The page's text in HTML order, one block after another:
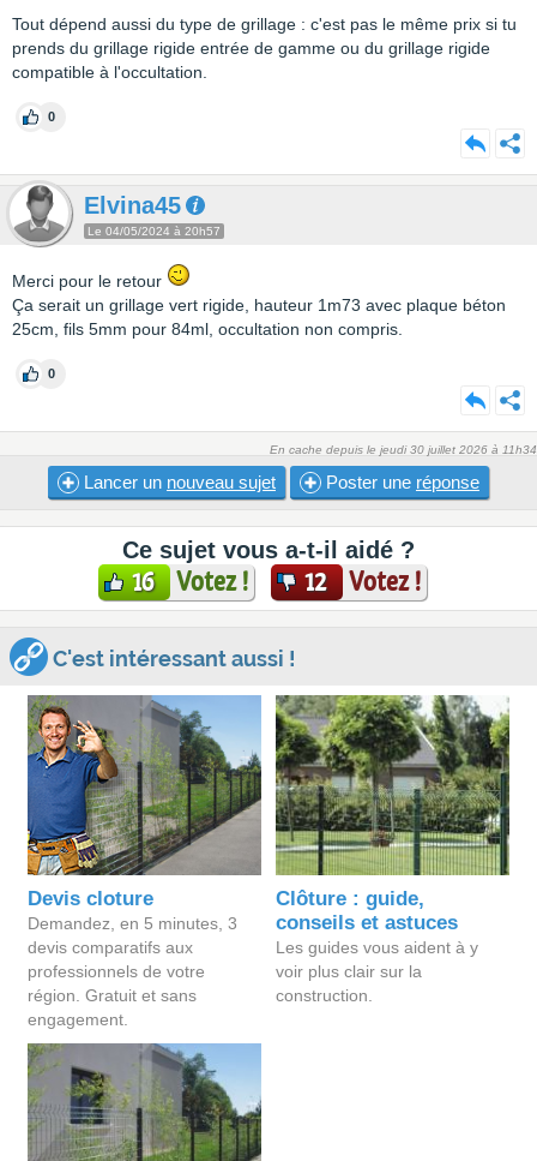
Tout dépend aussi du type de grillage : c'est pas le même prix si tu
prends du grillage rigide entrée de gamme ou du grillage rigide
compatible à l'occultation.
0
Elvina45
Le 04/05/2024 à 20h57
Merci pour le retour
Ça serait un grillage vert rigide, hauteur 1m73 avec plaque béton
25cm, fils 5mm pour 84ml, occultation non compris.
0
En cache depuis le jeudi 30 juillet 2026 à 11h34
Lancer un nouveau sujet Poster une réponse
Ce sujet vous a-t-il aidé ?
16 Votez ! 12 Votez !
C'est intéressant aussi !
Devis cloture
Demandez, en 5 minutes, 3
devis comparatifs aux
professionnels de votre
région. Gratuit et sans
engagement.
Clôture : guide,
conseils et astuces
Les guides vous aident à y
voir plus clair sur la
construction.